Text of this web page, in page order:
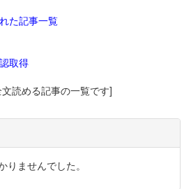
た記事一覧
取得
文読める記事の一覧です]
りませんでした。